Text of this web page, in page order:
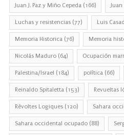
Juan J. Paz y Miño Cepeda (166) Juan
Luchas y resistencias (77) Luis
Memoria Historica (76) Memoria
Nicolás Maduro (64) Ocupación
Palestina/Israel (184) política (66)
Reinaldo Spitaletta (153) Revueltas
Révoltes Logiques (120) Sahara
Sahara occidental ocupado (88)